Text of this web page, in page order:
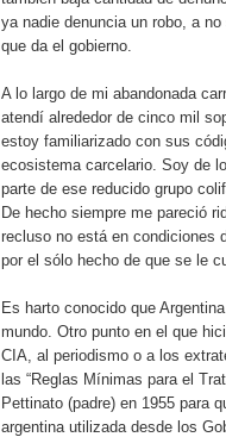
ya nadie denuncia un robo, a
que da el gobierno.
A lo largo de mi abandonada
atendí alrededor de cinco mil
estoy familiarizado con sus
ecosistema carcelario. Soy de
parte de ese reducido grupo
De hecho siempre me pareció
recluso no está en condiciones
por el sólo hecho de que se le
Es harto conocido que
mundo. Otro punto en el que
CIA, al periodismo o a los
las “Reglas Mínimas para el
Pettinato (padre) en 1955 para
argentina utilizada desde los